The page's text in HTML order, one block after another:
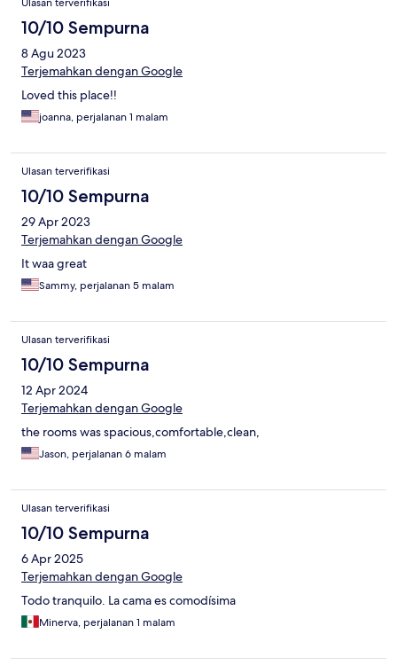
Ulasan terverifikasi
10/10 Sempurna
8 Agu 2023
Terjemahkan dengan Google
Loved this place!!
joanna, perjalanan 1 malam
Ulasan terverifikasi
10/10 Sempurna
29 Apr 2023
Terjemahkan dengan Google
It waa great
Sammy, perjalanan 5 malam
Ulasan terverifikasi
10/10 Sempurna
12 Apr 2024
Terjemahkan dengan Google
the rooms was spacious,comfortable,clean,
Jason, perjalanan 6 malam
Ulasan terverifikasi
10/10 Sempurna
6 Apr 2025
Terjemahkan dengan Google
Todo tranquilo. La cama es comodísima
Minerva, perjalanan 1 malam